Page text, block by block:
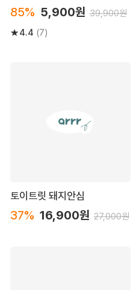
85% 5,900원 39,900원
4.4 (7)
토이트릿 돼지안심
37% 16,900원 27,000원